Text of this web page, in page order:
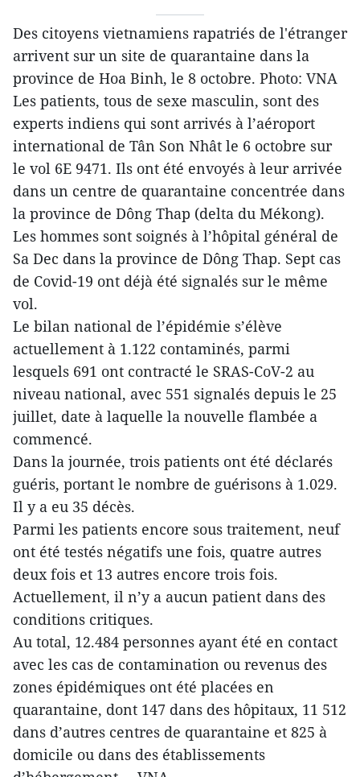
Des citoyens vietnamiens rapatriés de l'étranger
arrivent sur un site de quarantaine dans la
province de Hoa Binh, le 8 octobre. Photo: VNA
Les patients, tous de sexe masculin, sont des
experts indiens qui sont arrivés à l’aéroport
international de Tân Son Nhât le 6 octobre sur
le vol 6E 9471. Ils ont été envoyés à leur arrivée
dans un centre de quarantaine concentrée dans
la province de Dông Thap (delta du Mékong).
Les hommes sont soignés à l’hôpital général de
Sa Dec dans la province de Dông Thap. Sept cas
de Covid-19 ont déjà été signalés sur le même
vol.
Le bilan national de l’épidémie s’élève
actuellement à 1.122 contaminés, parmi
lesquels 691 ont contracté le SRAS-CoV-2 au
niveau national, avec 551 signalés depuis le 25
juillet, date à laquelle la nouvelle flambée a
commencé.
Dans la journée, trois patients ont été déclarés
guéris, portant le nombre de guérisons à 1.029.
Il y a eu 35 décès.
Parmi les patients encore sous traitement, neuf
ont été testés négatifs une fois, quatre autres
deux fois et 13 autres encore trois fois.
Actuellement, il n’y a aucun patient dans des
conditions critiques.
Au total, 12.484 personnes ayant été en contact
avec les cas de contamination ou revenus des
zones épidémiques ont été placées en
quarantaine, dont 147 dans des hôpitaux, 11 512
dans d’autres centres de quarantaine et 825 à
domicile ou dans des établissements